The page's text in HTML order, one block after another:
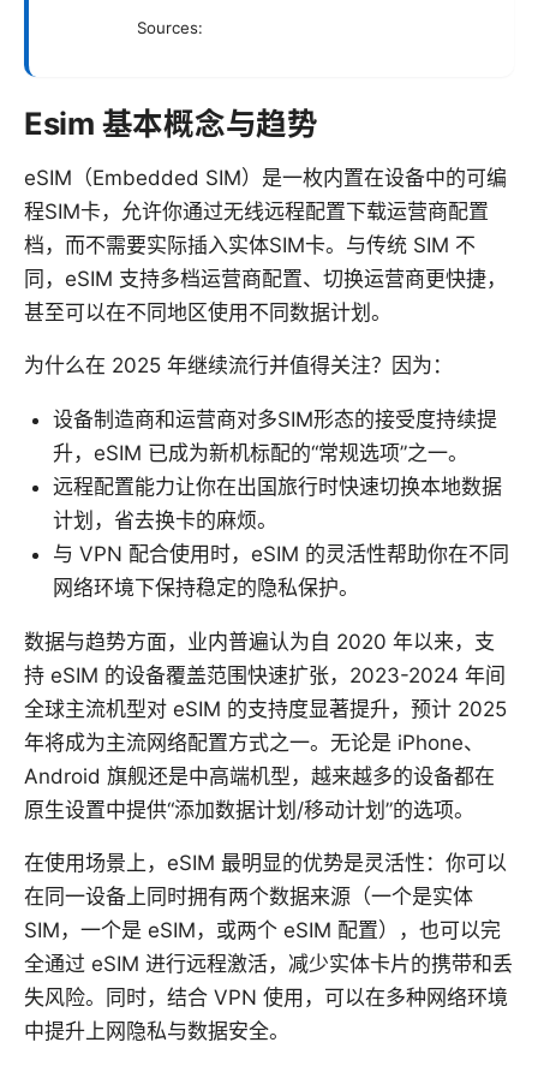
Sources:
Esim 基本概念与趋势
eSIM（Embedded SIM）是一枚内置在设备中的可编
程SIM卡，允许你通过无线远程配置下载运营商配置
档，而不需要实际插入实体SIM卡。与传统 SIM 不
同，eSIM 支持多档运营商配置、切换运营商更快捷，
甚至可以在不同地区使用不同数据计划。
为什么在 2025 年继续流行并值得关注？因为：
设备制造商和运营商对多SIM形态的接受度持续提
升，eSIM 已成为新机标配的“常规选项”之一。
远程配置能力让你在出国旅行时快速切换本地数据
计划，省去换卡的麻烦。
与 VPN 配合使用时，eSIM 的灵活性帮助你在不同
网络环境下保持稳定的隐私保护。
数据与趋势方面，业内普遍认为自 2020 年以来，支
持 eSIM 的设备覆盖范围快速扩张，2023-2024 年间
全球主流机型对 eSIM 的支持度显著提升，预计 2025
年将成为主流网络配置方式之一。无论是 iPhone、
Android 旗舰还是中高端机型，越来越多的设备都在
原生设置中提供“添加数据计划/移动计划”的选项。
在使用场景上，eSIM 最明显的优势是灵活性：你可以
在同一设备上同时拥有两个数据来源（一个是实体
SIM，一个是 eSIM，或两个 eSIM 配置），也可以完
全通过 eSIM 进行远程激活，减少实体卡片的携带和丢
失风险。同时，结合 VPN 使用，可以在多种网络环境
中提升上网隐私与数据安全。